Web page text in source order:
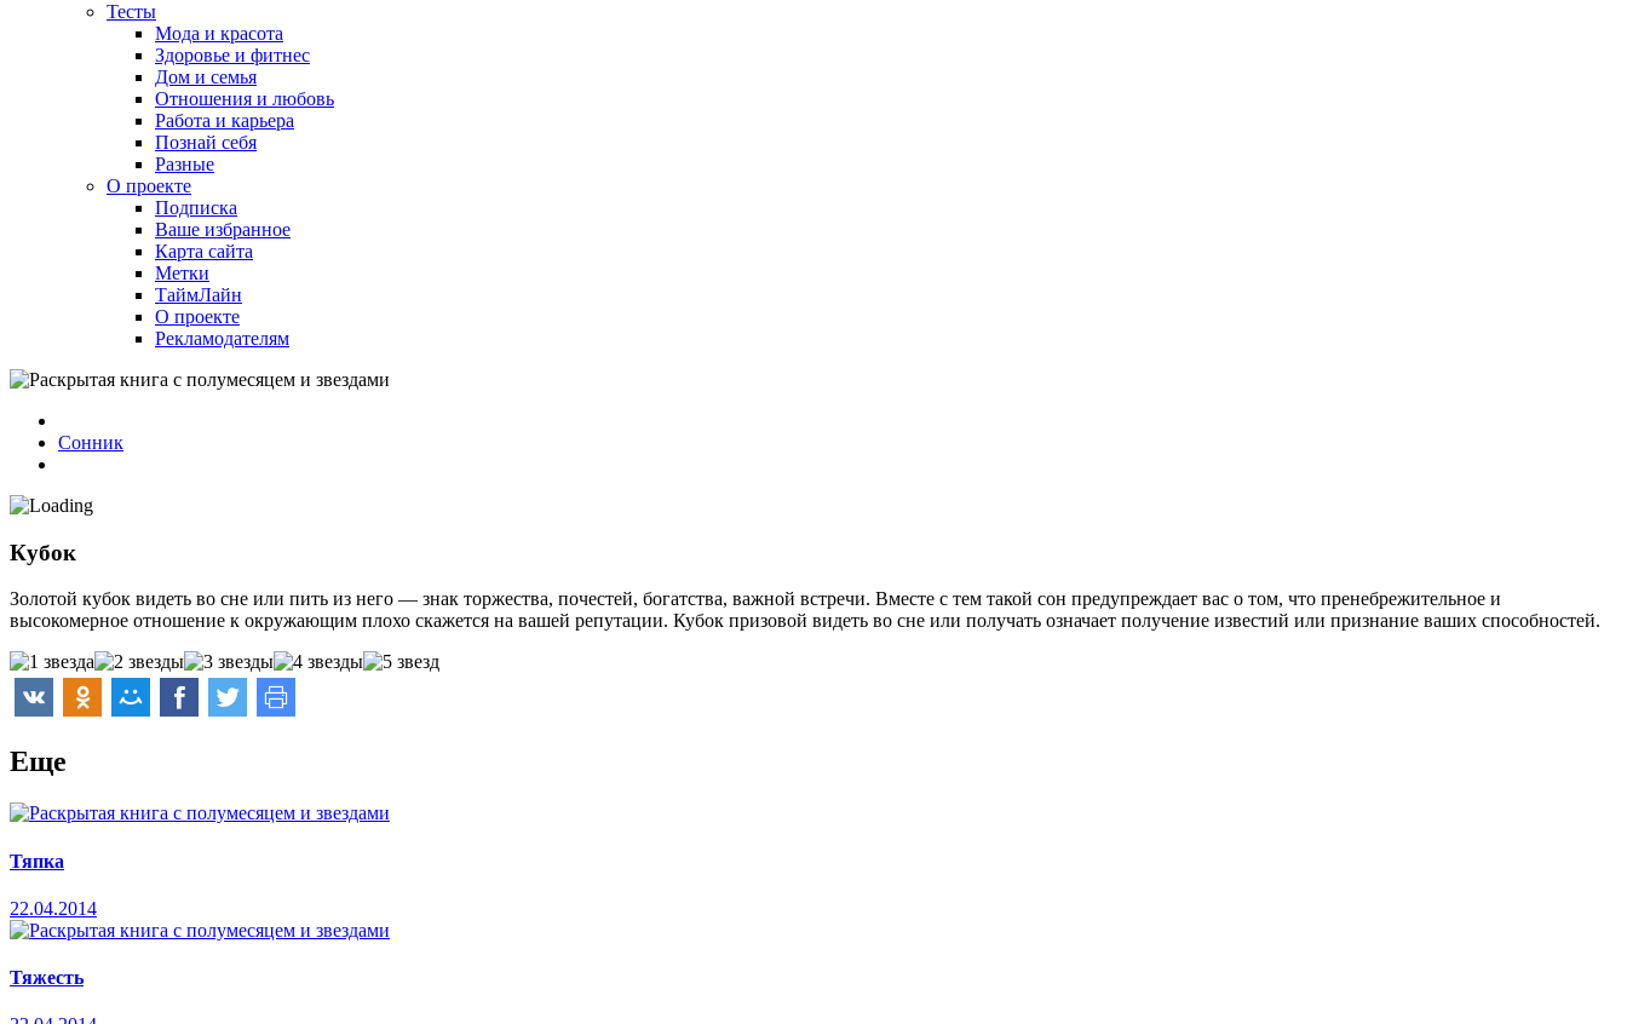
Тесты
Мода и красота
Здоровье и фитнес
Дом и семья
Отношения и любовь
Работа и карьера
Познай себя
Разные
О проекте
Подписка
Ваше избранное
Карта сайта
Метки
ТаймЛайн
О проекте
Рекламодателям
Сонник
Кубок
Золотой кубок видеть во сне или пить из него — знак торжества, почестей, богатства, важной встречи. Вместе с тем такой сон предупреждает вас о том, что пренебрежительное и
высокомерное отношение к окружающим плохо скажется на вашей репутации. Кубок призовой видеть во сне или получать означает получение известий или признание ваших способностей.
Еще
Тяпка
22.04.2014
Тяжесть